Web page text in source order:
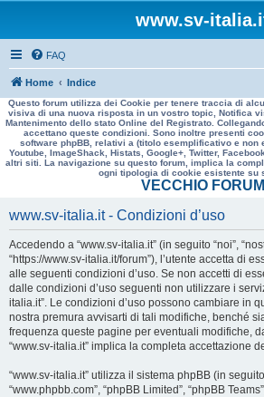
www.sv-
FAQ
Home Indice
Questo forum utilizza dei Cookie per tenere traccia di
visiva di una nuova risposta in un vostro topic, Notifica
Mantenimento dello stato Online del Registrato.
accettano queste condizioni. Sono inoltre presenti
software phpBB, relativi a (titolo esemplificativo e non
Youtube, ImageShack, Histats, Google+, Twitter,
altri siti. La navigazione su questo forum, implica la
ogni tipologia di cookie esistente su
VECCHIO FORUM
www.sv-italia.it - Condizioni d’uso
Accedendo a “www.sv-italia.it” (in seguito “noi”,
“https://www.sv-italia.it/forum”), l’utente accetta di
alle seguenti condizioni d’uso. Se non accetti di
dalle condizioni d’uso seguenti non utilizzare i
italia.it”. Le condizioni d’uso possono cambiare in
nostra premura avvisarti di tali modifiche, benché
frequenza queste pagine per eventuali modifiche,
“www.sv-italia.it” implica la completa accettazione
“www.sv-italia.it” utilizza il sistema phpBB (in
“www.phpbb.com”, “phpBB Limited”, “phpBB